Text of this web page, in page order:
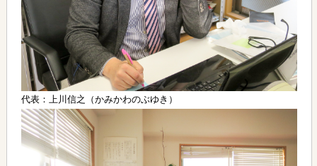
代表：上川信之（かみかわのぶゆき）